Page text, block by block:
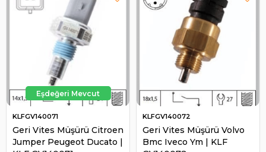
Geri Vites Müşürü Citroen
Jumper Peugeot Ducato |
KLFGV140071
Geri Vites Müşürü Volvo
Bmc Iveco Ym | KLF
KLFGV140072